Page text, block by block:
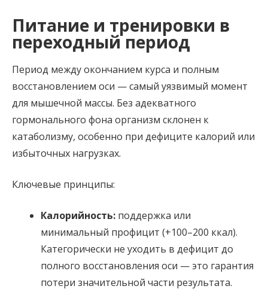
Питание и тренировки в
переходный период
Период между окончанием курса и полным
восстановлением оси — самый уязвимый момент
для мышечной массы. Без адекватного
гормонального фона организм склонен к
катаболизму, особенно при дефиците калорий или
избыточных нагрузках.
Ключевые принципы:
Калорийность: поддержка или
минимальный профицит (+100–200 ккал).
Категорически не уходить в дефицит до
полного восстановления оси — это гарантия
потери значительной части результата.